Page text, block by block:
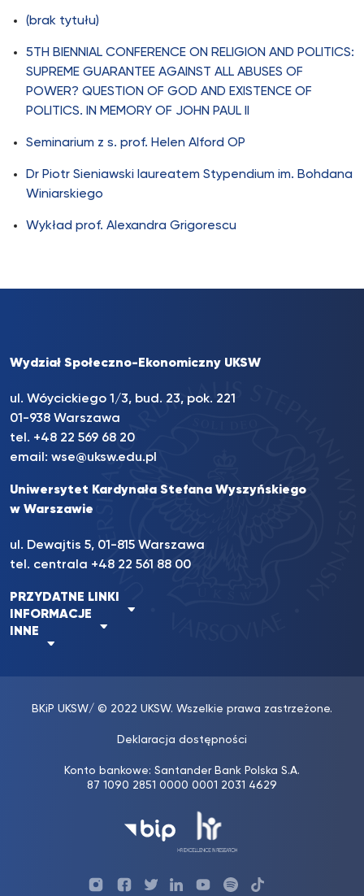
(brak tytułu)
5TH BIENNIAL CONFERENCE ON RELIGION AND POLITICS:
SUPREME GUARANTEE AGAINST ALL ABUSES OF
POWER? QUESTION OF GOD AND EXISTENCE OF
POLITICS. IN MEMORY OF JOHN PAUL II
Seminarium z s. prof. Helen Alford OP
Dr Piotr Sieniawski laureatem Stypendium im. Bohdana
Winiarskiego
Wykład prof. Alexandra Grigorescu
Wydział Społeczno-Ekonomiczny UKSW
ul. Wóycickiego 1/3, bud. 23, pok. 221
01-938 Warszawa
tel. +48 22 569 68 20
email: wse@uksw.edu.pl
Uniwersytet Kardynała Stefana Wyszyńskiego
w Warszawie
ul. Dewajtis 5, 01-815 Warszawa
tel. centrala +48 22 561 88 00
PRZYDATNE LINKI
INFORMACJE
INNE
BKiP UKSW/ © 2022 UKSW. Wszelkie prawa zastrzeżone.
Deklaracja dostępności
Konto bankowe: Santander Bank Polska S.A.
87 1090 2851 0000 0001 2031 4629
Profil ProfilProfilProfil UKSWProfilUKSW